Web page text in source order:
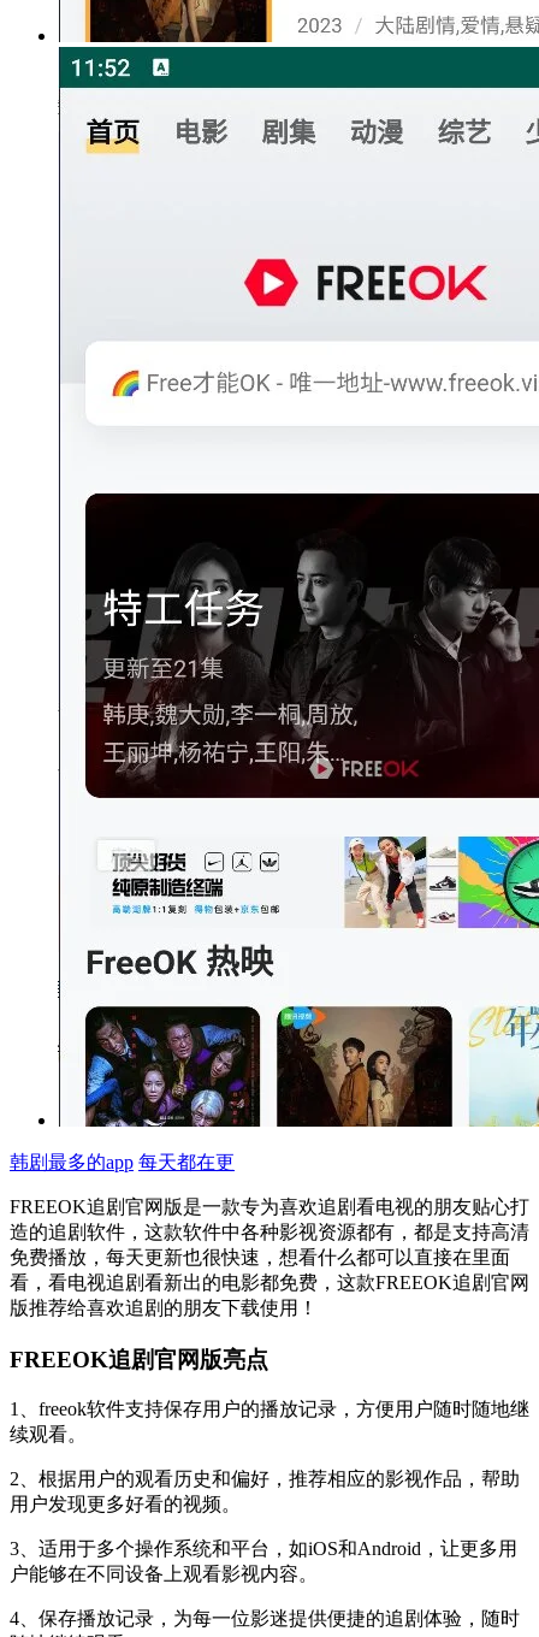
韩剧最多的app 每天都在更
FREEOK追剧官网版是一款专为喜欢追剧看电视的朋友贴心打
造的追剧软件，这款软件中各种影视资源都有，都是支持高清
免费播放，每天更新也很快速，想看什么都可以直接在里面
看，看电视追剧看新出的电影都免费，这款FREEOK追剧官网
版推荐给喜欢追剧的朋友下载使用！
FREEOK追剧官网版亮点
1、freeok软件支持保存用户的播放记录，方便用户随时随地继
续观看。
2、根据用户的观看历史和偏好，推荐相应的影视作品，帮助
用户发现更多好看的视频。
3、适用于多个操作系统和平台，如iOS和Android，让更多用
户能够在不同设备上观看影视内容。
4、保存播放记录，为每一位影迷提供便捷的追剧体验，随时